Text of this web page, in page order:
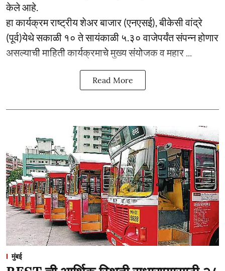
केले आहे.
हा कार्यक्रम राष्ट्रीय शेअर बाजार (एनएसई), बीकेसी वांद्रे
(पूर्व)येथे सकाळी १० ते सायंकाळी ५.३० वाजेपर्यंत संपन्न होणार
असल्याची माहिती कार्यक्रमाचे मुख्य संयोजक व महार ...
Read More
मुंबई